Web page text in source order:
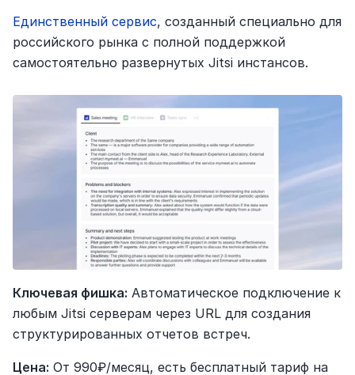
Единственный сервис, созданный специально для
российского рынка с полной поддержкой
самостоятельно развернутых Jitsi инстансов.
Ключевая фишка: Автоматическое подключение к
любым Jitsi серверам через URL для создания
структурированных отчетов встреч.
Цена: От 990₽/месяц, есть бесплатный тариф на